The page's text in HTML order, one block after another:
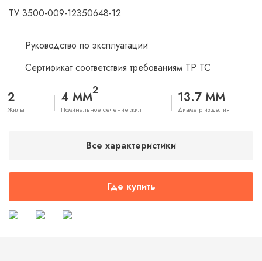
ТУ 3500-009-12350648-12
Руководство по эксплуатации
Сертификат соответствия требованиям ТР ТС
2
Жилы
4 ММ2
Номинальное сечение жил
13.7 ММ
Диаметр изделия
Все характеристики
Где купить